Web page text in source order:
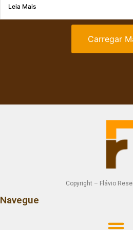
Leia Mais
Carregar
Copyright – Flávio
Navegue